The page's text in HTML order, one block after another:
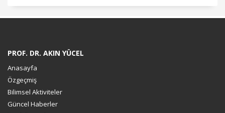
PROF. DR. AKIN YÜCEL
Anasayfa
Özgeçmiş
Bilimsel Aktiviteler
Güncel Haberler